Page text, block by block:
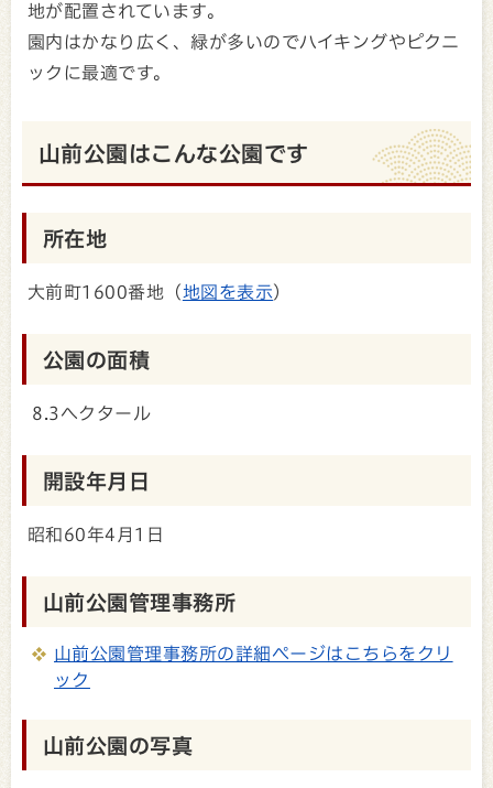
地が配置されています。
園内はかなり広く、緑が多いのでハイキングやピクニ
ックに最適です。
山前公園はこんな公園です
所在地
大前町1600番地（地図を表示）
公園の面積
8.3ヘクタール
開設年月日
昭和60年4月1日
山前公園管理事務所
山前公園管理事務所の詳細ページはこちらをクリ
ック
山前公園の写真